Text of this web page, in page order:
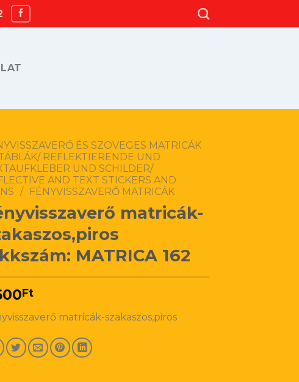
ÉS SZÖVEGES MATRICÁK
REFLEKTIERENDE UND
UND SCHILDER/
AND TEXT STICKERS AND
/ FÉNYVISSZAVERŐ MATRICÁK
matricák-
MATRICA 162
Ft
matricák-szakaszos,piros